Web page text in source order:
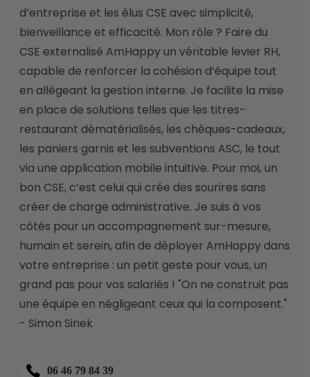
d’entreprise et les élus CSE avec simplicité,
bienveillance et efficacité. Mon rôle ? Faire du
CSE externalisé AmHappy un véritable levier RH,
capable de renforcer la cohésion d’équipe tout
en allégeant la gestion interne. Je facilite la mise
en place de solutions telles que les titres-
restaurant dématérialisés, les chèques-cadeaux,
les paniers garnis et les subventions ASC, le tout
via une application mobile intuitive. Pour moi, un
bon CSE, c’est celui qui crée des sourires sans
créer de charge administrative. Je suis à vos
côtés pour un accompagnement sur-mesure,
humain et serein, afin de déployer AmHappy dans
votre entreprise : un petit geste pour vous, un
grand pas pour vos salariés ! "On ne construit pas
une équipe en négligeant ceux qui la composent."
- Simon Sinek
06 46 79 84 39